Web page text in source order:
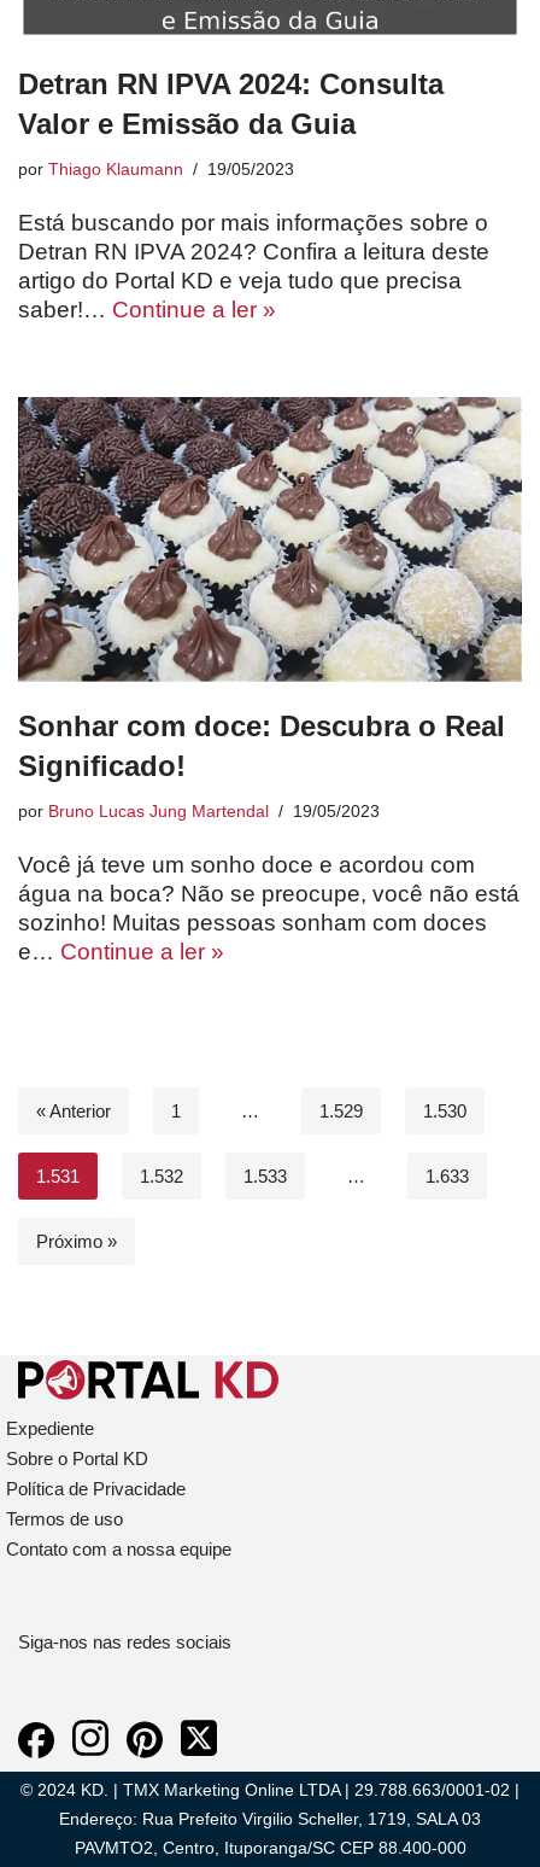
Detran RN IPVA 2024: Consulta
Valor e Emissão da Guia
por Thiago Klaumann 19/05/2023
Está buscando por mais informações sobre o
Detran RN IPVA 2024? Confira a leitura deste
artigo do Portal KD e veja tudo que precisa
saber!… Continue a ler »
Sonhar com doce: Descubra o Real
Significado!
por Bruno Lucas Jung Martendal 19/05/2023
Você já teve um sonho doce e acordou com
água na boca? Não se preocupe, você não está
sozinho! Muitas pessoas sonham com doces
e… Continue a ler »
« Anterior 1 … 1.529 1.530
1.531 1.532 1.533 … 1.633
Próximo »
Expediente
Sobre o Portal KD
Política de Privacidade
Termos de uso
Contato com a nossa equipe
Siga-nos nas redes sociais
© 2024 KD. | TMX Marketing Online LTDA | 29.788.663/0001-02 |
Endereço: Rua Prefeito Virgilio Scheller, 1719, SALA 03
PAVMTO2, Centro, Ituporanga/SC CEP 88.400-000